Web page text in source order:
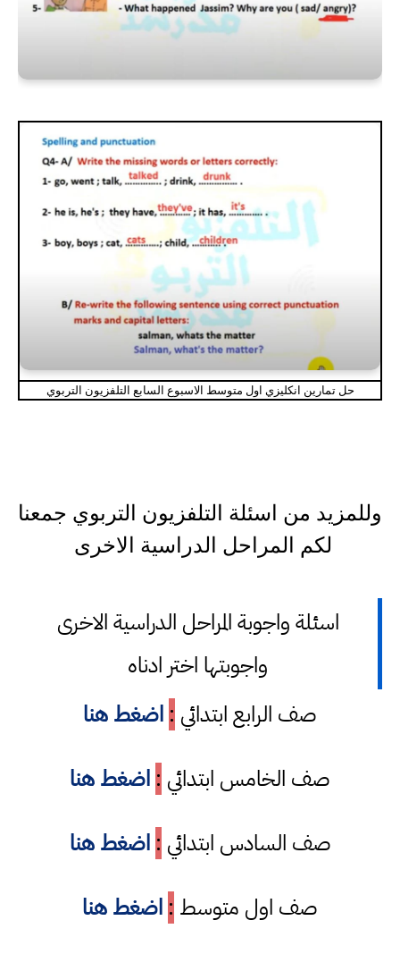
حل تمارين انكليزي اول متوسط الاسبوع السابع التلفزيون التربوي
وللمزيد من اسئلة التلفزيون التربوي جمعنا
لكم المراحل الدراسية الاخرى
اسئلة واجوبة المراحل الدراسية الاخرى
واجوبتها اختر ادناه
صف الرابع ابتدائي : اضغط هنا
صف الخامس ابتدائي : اضغط هنا
صف السادس ابتدائي : اضغط هنا
صف اول متوسط : اضغط هنا